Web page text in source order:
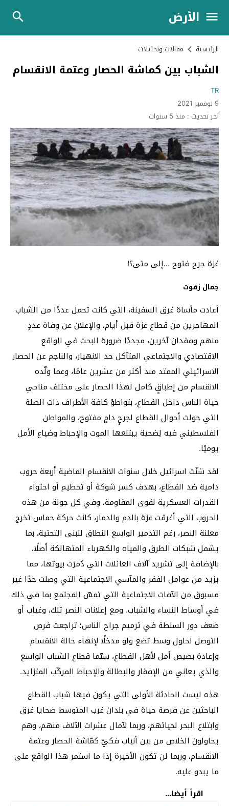
الأرض
الرئيسية مقالات وتحليلات
الشباب بين كماشة الحصار وعتمة الانقسام
TR
9 نوفمبر 2021
آخر تحديث : منذ 5 سنوات
غزة جرح فتوح …إلى متى؟!
جمال زقوت
أعادت مأساة غرق السفينة، التي كانت تحمل عددًا من الشباب
المهاجرين من قطاع غزة قبل أيام، والإعلان عن وفاة عددٍ
منهم وفقدان آخرين، مجددًا ضرورة البحث في الواقع
الاقتصادي والاجتماعي المتآكل حد الانهيار، والناجم عن الحصار
الاسرائيلي الممتد منذ أكثر من عشرين عامًا، وعما ولّده
الانقسام من إطباقٍ كامل لهذا الحصار على مختلف مناحي
حياة الناس داخل القطاع، بتواطؤ كافة الأطراف ذات الصلة
التي حولت أحوال القطاع لجرحٍ دامٍ مفتوح، والمواطن
الفلسطيني فيه لِضحية يبتلعها الموت والإحباط وضياع الأمل
يوميًا.
لقد شنّت اسرائيل خلال سنوات الانقسام الماضية أربعة حروب
دامية ضد القطاع، بهدف كسر شوكة أو تحطيم أو احتواء
القدرات العسكرية لقوى المقاومة، وفي كل جولة من هذه
الحروب التي أغرقت غزة بالدم والدمار، كانت حركة حماس تخرج
معلنة النصر، رغم التدمير الواسع النطاق للبنى التحتية، بما
يشمل شبكات الطرق والمياه والكهرباء المتهالكة أصلًا،
بالإضافة إلى تشريد آلاف العائلات التي دُمرَت بيوتها، مما
يزيد من عوامل الفقر والمآسي الاجتماعية التي وصلت حدًا غير
مسبوق من الآفات الاجتماعية التي تمسّ المجتمع بما في ذلك
في أوساط النساء والشباب. ومع إعلانات النصر تلك، وغياب أو
ضعف دور السلطة في ترميم جراح الناس؛ تراجعت فرص
التوصل لحلول وسط تضع ولو مدخلًا لإنهاء حالة الانقسام
وإعادة بصيص أمل لأهل القطاع، سيّما قطاع الشباب الواسع
والذي يعاني من الإفقار والبطالة والإحباط المركّب المتزايد.
هذه ليست الحادثة الأولى التي يكون فيها شباب القطاع
الباحثين عن فرصة حياة في بلدان غرب المتوسط ضحايا غرق
وابتلاع البحر لحياتهم، وربما لآمال عشرات الآلاف منهم، وهم
يحاولون الخلاص من بين أنياب فكيّ كمّاشة الحصار وعتمة
الانقسام، وربما لن تكون الأخيرة إذا ما استمر هذا الواقع على
ما يبدو عليه.
اقرأ أيضا...